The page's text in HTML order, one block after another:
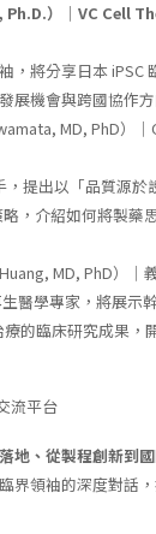
）｜VC Cell
，將分享日本 iPSC
展機會與跨國協作方
MD, PhD）
，提出以「品質源
，介紹如何將製藥
MD, PhD）｜
醫學專家，將展示
的臨床研究成果，
流平台
地、從製程創新到
界領袖的深度對話